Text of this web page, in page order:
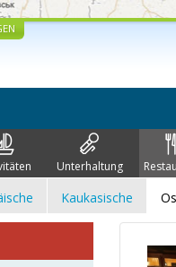
Unterhaltung
Kaukasische